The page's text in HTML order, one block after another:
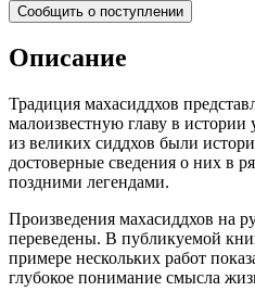
Сообщить о поступлении
Описание
Традиция махасиддхов
малоизвестную главу в
из великих сиддхов были
достоверные сведения о них в
поздними легендами.
Произведения махасиддхов на
переведены. В публикуемой
примере нескольких работ
глубокое понимание смысла